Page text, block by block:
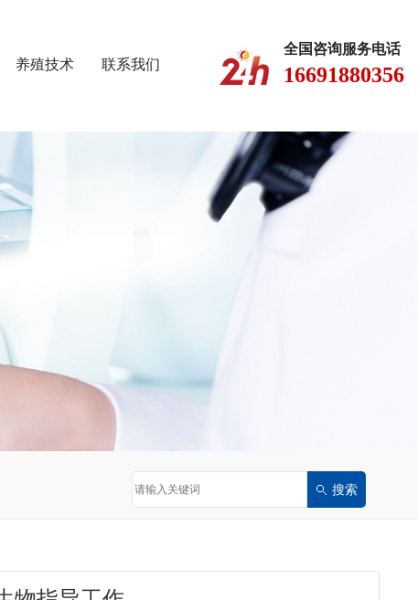
养殖技术 联系我们
全国咨询服务电话
16691880356